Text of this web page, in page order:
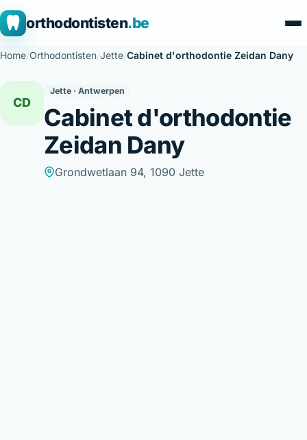
orthodontisten.be
Home/Orthodontisten/Jette/Cabinet d'orthodontie Zeidan Dany
CD
Jette · Antwerpen
Cabinet d'orthodontie
Zeidan Dany
Grondwetlaan 94, 1090 Jette